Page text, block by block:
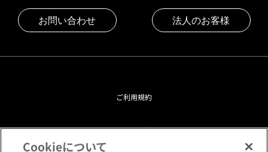
お問い合わせ 法人のお客様
ご利用規約
プライバシーポリシー
Cookieについて